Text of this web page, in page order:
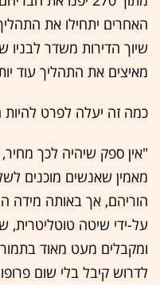
האחרים יתחילו את
שיוך הדירות משדר לבניו
מאיצים את התהליך עוד
כמה זה יעלה לפרט
"אין ספק שיהיה לכך
מאמין שאנשים מוכנים
הוריהם, אך באותה מידה
על-ידי שיטה
ומקבלים מעט מאוד
לדרוש קיבל בלי שום